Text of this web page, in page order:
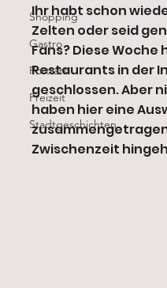
Shopping
Gastro
Porträts
Freizeit
Stadtgeschichten
Ihr habt schon
Zelten oder seid
Fans? Diese
Restaurants in der
geschlossen. Aber
haben hier eine
Zwischenzeit